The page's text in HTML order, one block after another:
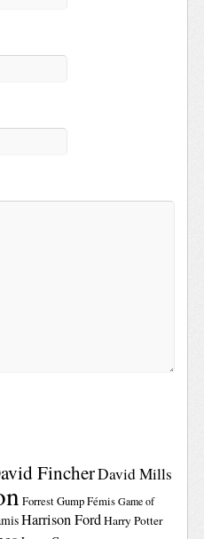
FincherDavid Mills
Forrest GumpFémis Game of
Harrison FordHarry Potter